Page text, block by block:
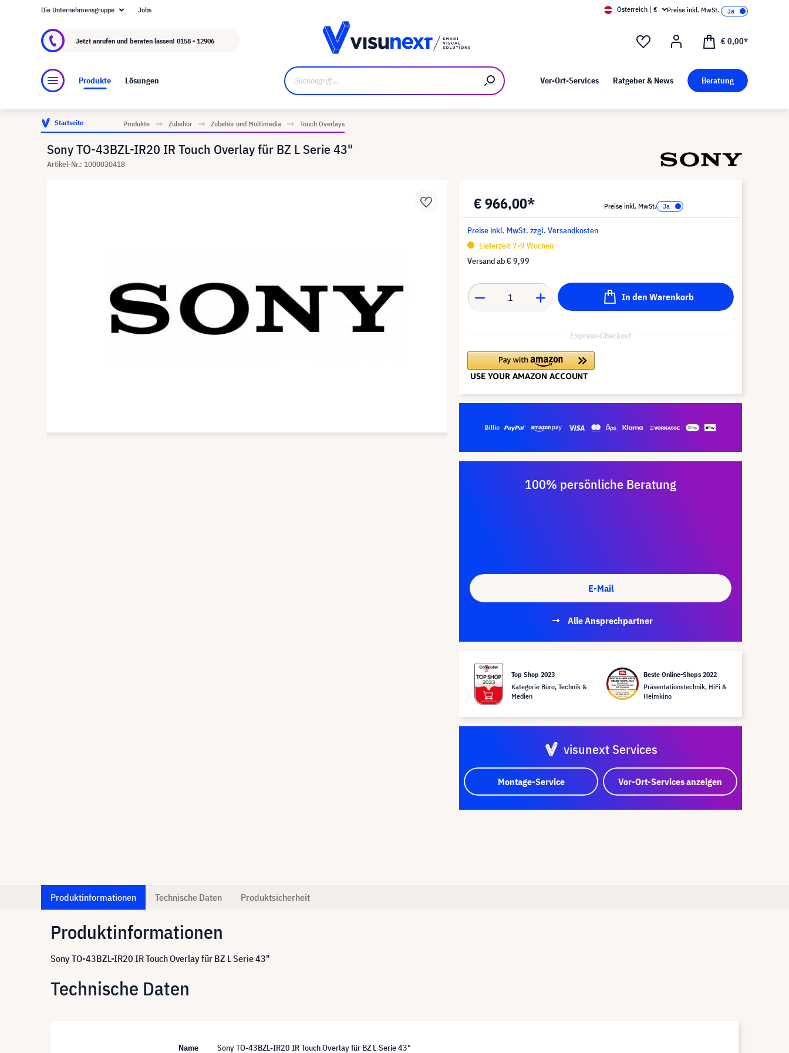
Über visunext.at Kunst bei visunext
Die Unternehmensgruppe Jobs Österreich | € Preise inkl. MwSt.
Jetzt anrufen und beraten lassen! 0158 - 12906 € 0,00*
Produkte Lösungen Vor-Ort-Services Ratgeber & News Beratung
Startseite Produkte Zubehör Zubehör und Multimedia Touch Overlays
Sony TO-43BZL-IR20 IR Touch Overlay für BZ L Serie 43"
Artikel-Nr.: 1000030418
€ 966,00* Preise inkl. MwSt.
Preise inkl. MwSt. zzgl. Versandkosten
Lieferzeit 7-9 Wochen
Versand ab€ 9,99
In den Warenkorb
Express-Checkout
100% persönliche Beratung
E-Mail
Alle Ansprechpartner
Top Shop 2023
Kategorie Büro, Technik &
Medien
Beste Online-Shops 2022
Präsentationstechnik, HiFi &
Heimkino
visunext Services
Montage-Service Vor-Ort-Services anzeigen
Produktinformationen Technische Daten Produktsicherheit
Produktinformationen
Sony TO-43BZL-IR20 IR Touch Overlay für BZ L Serie 43"
Technische Daten
Name Sony TO-43BZL-IR20 IR Touch Overlay für BZ L Serie 43"